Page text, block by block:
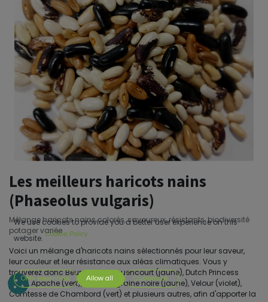
Les meilleurs haricots nains
(Phaseolus vulgaris)
Mélange haricots nains colorés, savoureux, résistants, biodiversité
potager variée
Voici un mélange d'haricots nains sélectionnés pour leur saveur,
leur couleur et leur résistance aux aléas climatiques. Vous y
trouverez donc Beurre de Rocquencourt (jaune), Dutch Princess
(vert), Apache (vert), beurre à graine noire (jaune), Velour (violet),
Comtesse de Chambord (vert) et plusieurs autres, afin d'apporter la
We use cookies to provide you a better user experience on this
website. Cookie Policy
Only essentials Allow all Customize